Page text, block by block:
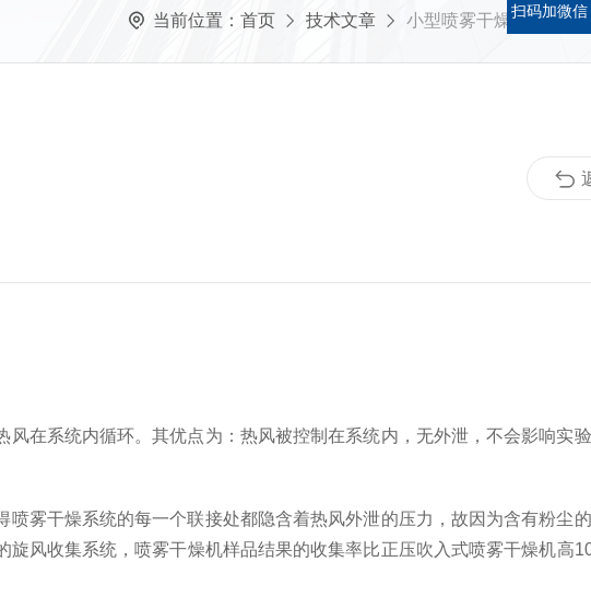
当前位置： 首页 技术文章 小型喷雾干燥机的介绍
系统内循环。其优点为：热风被控制在系统内，无外泄，不会影响实
干燥系统的每一个联接处都隐含着热风外泄的压力，故因为含有粉尘
风收集系统，喷雾干燥机样品结果的收集率比正压吹入式喷雾干燥机高
扫码加微信